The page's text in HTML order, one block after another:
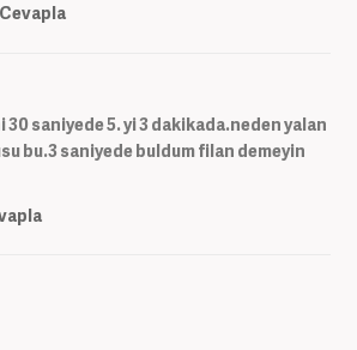
Cevapla
saniyede 5. yi 3 dakikada.neden yalan
bu.3 saniyede buldum filan demeyin